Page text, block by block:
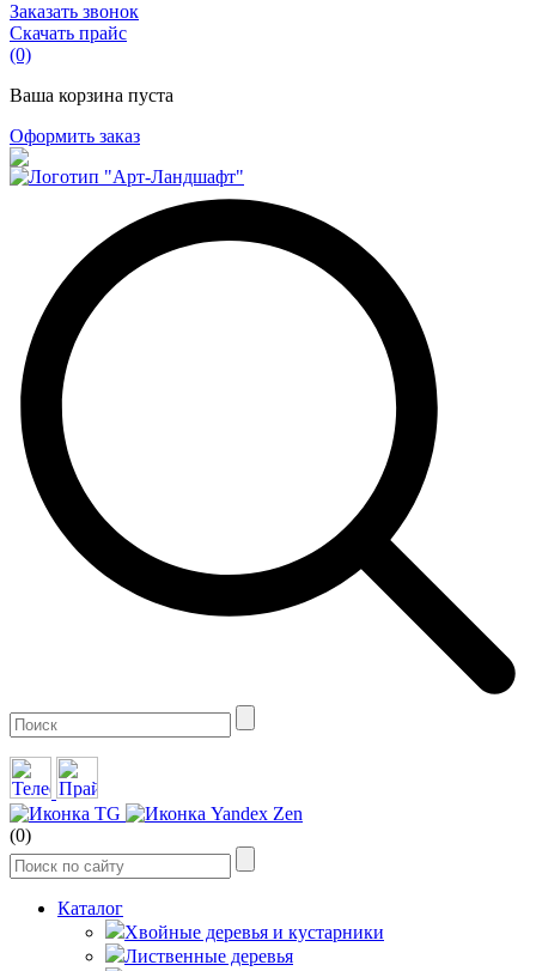
Заказать звонок
Скачать прайс
(0)
Ваша корзина пуста
Оформить заказ
(0)
Каталог
Хвойные деревья и кустарники
Лиственные деревья